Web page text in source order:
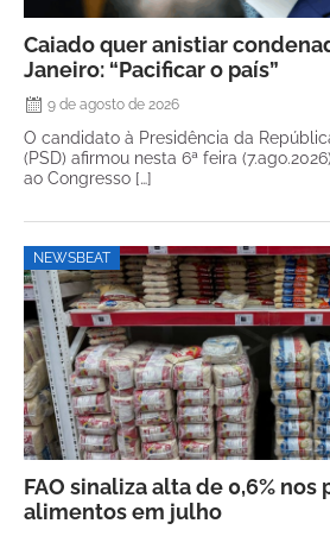
Caiado quer anistiar
Janeiro: “Pacificar o país”
9 de agosto de 2026
O candidato à Presidência da
(PSD) afirmou nesta 6ª feira
ao Congresso […]
NEWSBEAT
FAO sinaliza alta de 0,6% nos
alimentos em julho